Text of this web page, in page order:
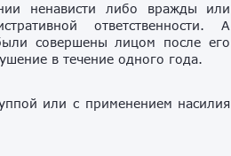
ненависти либо вражды или
ответственности. А
совершены лицом после его
в течение одного года.
или с применением насилия